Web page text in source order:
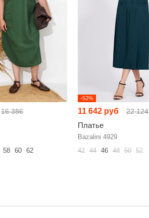
16 386
58 60 62
-52%
11 642 руб 22 124
Платье
Bazalini 4929
42 44 46 48 50 52